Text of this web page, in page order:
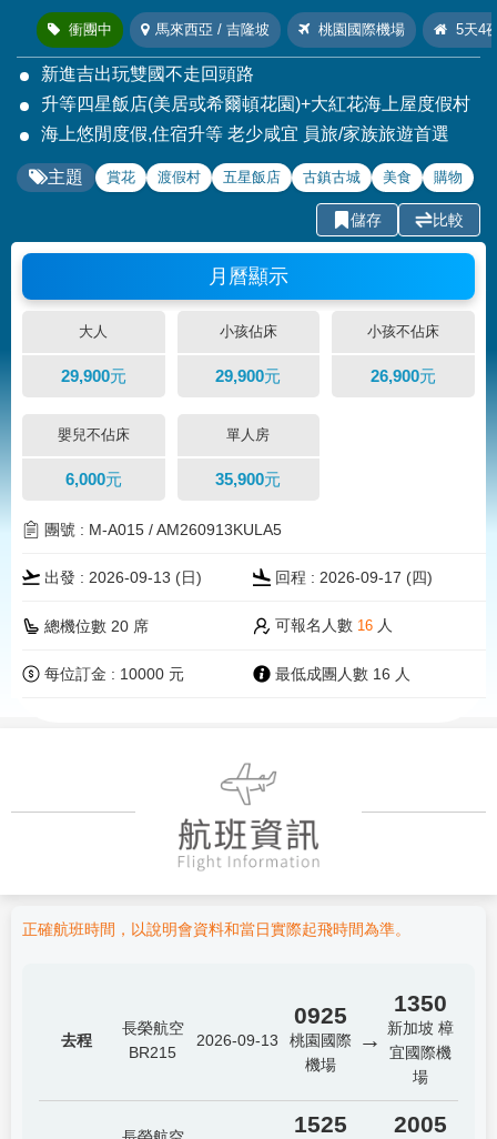
衝團中 馬來西亞 / 吉隆坡 桃園國際機場 5天4
新進吉出玩雙國不走回頭路
升等四星飯店(美居或希爾頓花園)+大紅花海上屋度假村
海上悠閒度假,住宿升等 老少咸宜 員旅/家族旅遊首選
主題 賞花 渡假村 五星飯店 古鎮古城 美食 購物
儲存 比較
月曆顯示
大人 小孩佔床 小孩不佔床
29,900元 29,900元 26,900元
嬰兒不佔床 單人房
6,000元 35,900元
團號 : M-A015 / AM260913KULA5
出發 : 2026-09-13 (日) 回程 : 2026-09-17 (四)
總機位數 20 席 可報名人數 16 人
每位訂金 : 10000 元 最低成團人數 16 人
正確航班時間，以說明會資料和當日實際起飛時間為準。
去程
長榮航空
BR215
2026-09-13
0925
桃園國際
機場
→
1350
新加坡 樟
宜國際機
場
1525 2005